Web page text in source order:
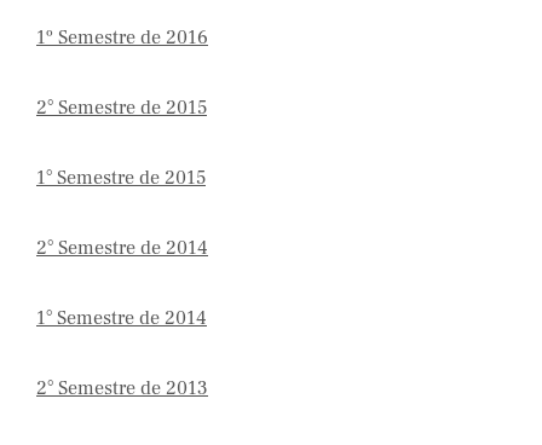
1º Semestre de 2016
2° Semestre de 2015
1° Semestre de 2015
2° Semestre de 2014
1° Semestre de 2014
2° Semestre de 2013